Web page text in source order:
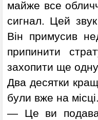
майже все
сигнал. Цей
Він примусив
припинити
захопити ще
Два десятки
були вже на місці.
— Це ви